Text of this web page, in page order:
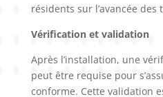
résidents sur l’avancée des
Vérification et validation
Après l’installation, une
peut être requise pour
conforme. Cette validation